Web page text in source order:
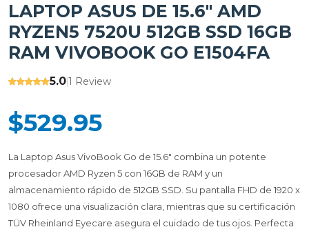
LAPTOP ASUS DE 15.6" AMD
RYZEN5 7520U 512GB SSD 16GB
RAM VIVOBOOK GO E1504FA
5.0|1 Review
$529.95
La Laptop Asus VivoBook Go de 15.6" combina un potente
procesador AMD Ryzen 5 con 16GB de RAM y un
almacenamiento rápido de 512GB SSD. Su pantalla FHD de 1920 x
1080 ofrece una visualización clara, mientras que su certificación
TÜV Rheinland Eyecare asegura el cuidado de tus ojos. Perfecta